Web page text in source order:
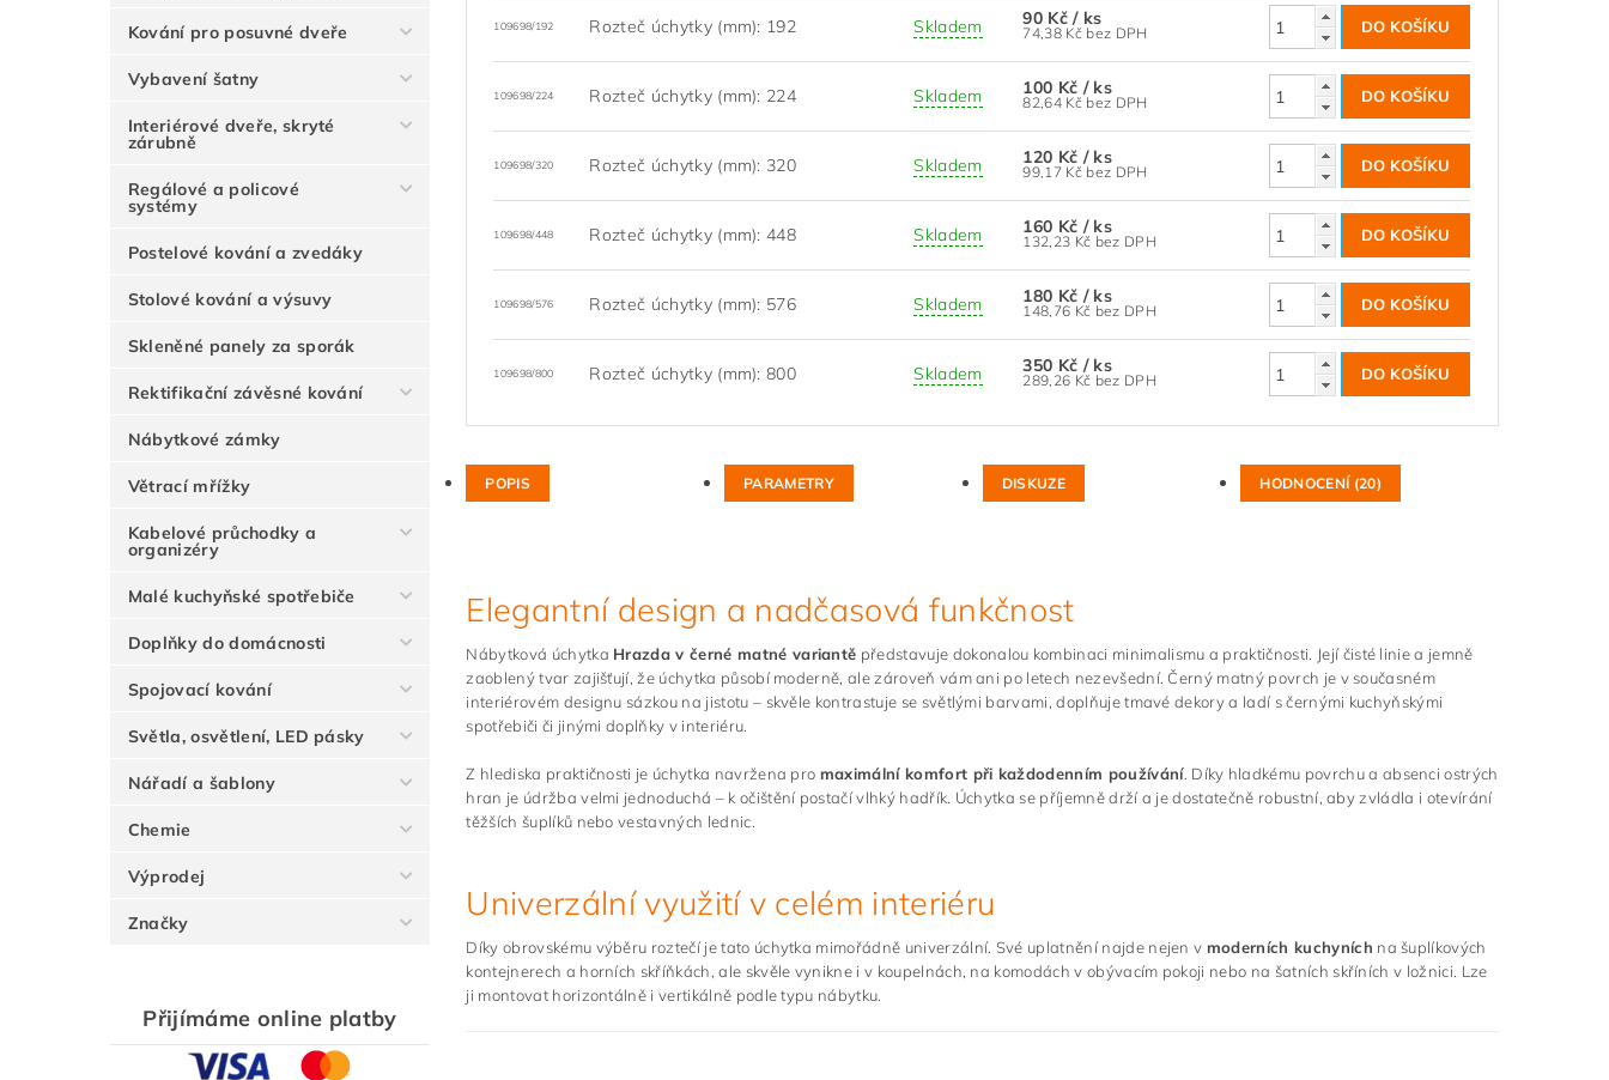
Kování pro posuvné dveře
Vybavení šatny
Interiérové dveře, skryté
zárubně
Regálové a policové
systémy
Postelové kování a zvedáky
Stolové kování a výsuvy
Skleněné panely za sporák
Rektifikační závěsné kování
Nábytkové zámky
Větrací mřížky
Kabelové průchodky a
organizéry
Malé kuchyňské spotřebiče
Doplňky do domácnosti
Spojovací kování
Světla, osvětlení, LED pásky
Nářadí a šablony
Chemie
Výprodej
Značky
Přijímáme online platby
109698/192 Rozteč úchytky (mm): 192 Skladem 90 Kč/ ks
74,38 Kč bez DPH
109698/224 Rozteč úchytky (mm): 224 Skladem 100 Kč / ks
82,64 Kč bez DPH
109698/320 Rozteč úchytky (mm): 320 Skladem 120 Kč / ks
99,17 Kč bez DPH
109698/448 Rozteč úchytky (mm): 448 Skladem 160 Kč / ks
132,23 Kč bez DPH
109698/576 Rozteč úchytky (mm): 576 Skladem 180 Kč / ks
148,76 Kč bez DPH
109698/800 Rozteč úchytky (mm): 800 Skladem 350 Kč / ks
289,26 Kč bez DPH
POPIS PARAMETRY DISKUZE HODNOCENÍ (20)
Elegantní design a nadčasová funkčnost
Nábytková úchytka Hrazda v černé matné variantě představuje dokonalou kombinaci minimalismu a praktičnosti. Její čisté linie a jemně
zaoblený tvar zajišťují, že úchytka působí moderně, ale zároveň vám ani po letech nezevšední. Černý matný povrch je v současném
interiérovém designu sázkou na jistotu – skvěle kontrastuje se světlými barvami, doplňuje tmavé dekory a ladí s černými kuchyňskými
spotřebiči či jinými doplňky v interiéru.
Z hlediska praktičnosti je úchytka navržena pro maximální komfort při každodenním používání. Díky hladkému povrchu a absenci ostrých
hran je údržba velmi jednoduchá – k očištění postačí vlhký hadřík. Úchytka se příjemně drží a je dostatečně robustní, aby zvládla i otevírání
těžších šuplíků nebo vestavných lednic.
Univerzální využití v celém interiéru
Díky obrovskému výběru roztečí je tato úchytka mimořádně univerzální. Své uplatnění najde nejen v moderních kuchyních na šuplíkových
kontejnerech a horních skříňkách, ale skvěle vynikne i v koupelnách, na komodách v obývacím pokoji nebo na šatních skříních v ložnici. Lze
ji montovat horizontálně i vertikálně podle typu nábytku.